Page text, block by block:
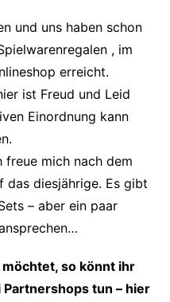
und uns haben schon
, im
erreicht.
ist Freud und Leid
Einordnung kann
freue mich nach dem
das diesjährige. Es gibt
– aber ein paar
so könnt ihr
tun – hier